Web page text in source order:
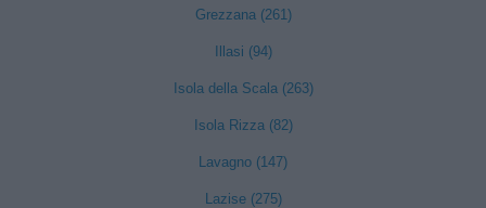
Grezzana (261)
Illasi (94)
Isola della Scala (263)
Isola Rizza (82)
Lavagno (147)
Lazise (275)